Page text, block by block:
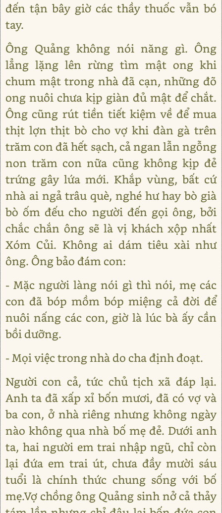
đến tận bây giờ các thầy thuốc vẫn bó
tay.
Ông Quảng không nói năng gì. Ông
lẳng lặng lên rừng tìm mật ong khi
chum mật trong nhà đã cạn, những đõ
ong nuôi chưa kịp giàn đủ mật để chắt.
Ông cũng rút tiền tiết kiệm về để mua
thịt lợn thịt bò cho vợ khi đàn gà trên
trăm con đã hết sạch, cả ngan lẫn ngỗng
non trăm con nữa cũng không kịp đẻ
trứng gây lứa mới. Khắp vùng, bất cứ
nhà ai ngả trâu què, nghé hư hay bò già
bò ốm đếu cho người đến gọi ông, bởi
chắc chắn ông sẽ là vị khách xộp nhất
Xóm Củi. Không ai dám tiêu xài như
ông. Ông bảo đám con:
- Mặc người làng nói gì thì nói, mẹ các
con đã bóp mồm bóp miệng cả đời để
nuôi nấng các con, giờ là lúc bà ấy cần
bồi dưỡng.
- Mọi việc trong nhà do cha định đoạt.
Người con cả, tức chủ tịch xã đáp lại.
Anh ta đã xấp xỉ bốn mươi, đã có vợ và
ba con, ở nhà riêng nhưng không ngày
nào không qua nhà bố mẹ đẻ. Dưới anh
ta, hai người em trai nhập ngũ, chỉ còn
lại đứa em trai út, chưa đầy mười sáu
tuổi là chính thức chung sống với bố
mẹ.Vợ chồng ông Quảng sinh nở cả thảy